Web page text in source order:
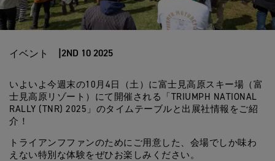
イベント 2ND 10 2025
いよいよ今週末の10月4日（土）に富士見高原スキー場（富
士見高原リゾート）にて開催される「TRIUMPH NATIONAL
RALLY (TNR) 2025」のタイムテーブルと出展社情報をご紹
介！
トライアンフファンのためにご用意した、会場でしか味わ
えない特別な体験をぜひお楽しみください。